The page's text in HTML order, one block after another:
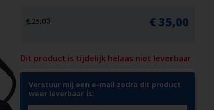
€ 25,00 € 35,00
Dit product is tijdelijk helaas niet leverbaar
Verstuur mij een e-mail zodra dit product
weer leverbaar is: